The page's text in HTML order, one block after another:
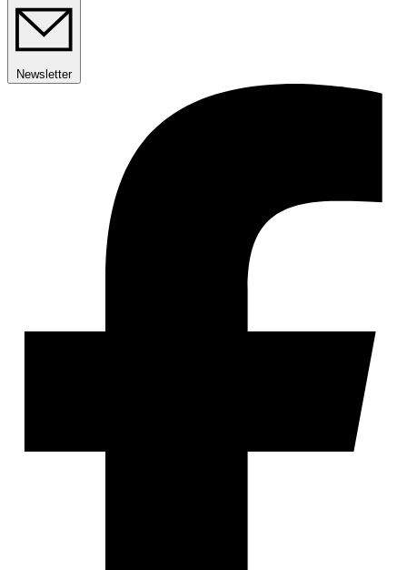
Newsletter